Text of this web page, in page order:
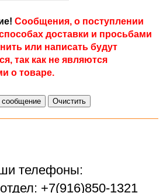
Сообщения, о поступлении
доставки и просьбами
или написать будут
так как не являются
о товаре.
телефоны:
+7(916)850-1321